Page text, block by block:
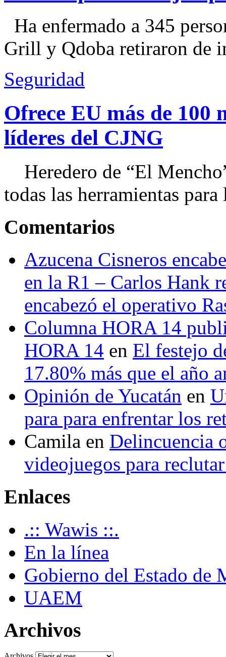
Ha enfermado a 345
Grill y Qdoba retiraron de
Seguridad
Ofrece EU más de 100
líderes del CJNG
Heredero de “El
todas las herramientas
Comentarios
Azucena Cisneros
en la R1 – Carlos Hank
encabezó el operativo
Columna HORA 14
HORA 14 en El festejo
17.80% más que el año
Opinión de Yucatán en
para para enfrentar los
Camila en Delincuencia
videojuegos para
Enlaces
.:: Wawis ::.
En la línea
Gobierno del Estado de
UAEM
Archivos